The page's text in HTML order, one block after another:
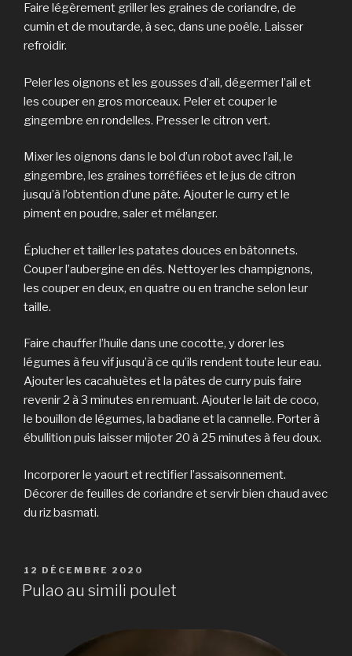
Faire légèrement griller les graines de coriandre, de
cumin et de moutarde, à sec, dans une poêle. Laisser
refroidir.
Peler les oignons et les gousses d’ail, dégermer l’ail et
les couper en gros morceaux. Peler et couper le
gingembre en rondelles. Presser le citron vert.
Mixer les oignons dans le bol d’un robot avec l’ail, le
gingembre, les graines torréfiées et le jus de citron
jusqu’à l’obtention d’une pâte. Ajouter le curry et le
piment en poudre, saler et mélanger.
Éplucher et tailler les patates douces en bâtonnets.
Couper l’aubergine en dés. Nettoyer les champignons,
les couper en deux, en quatre ou en tranche selon leur
taille.
Faire chauffer l’huile dans une cocotte, y dorer les
légumes à feu vif jusqu’à ce qu’ils rendent toute leur eau.
Ajouter les cacahuètes et la pâtes de curry puis faire
revenir 2 à 3 minutes en remuant. Ajouter le lait de coco,
le bouillon de légumes, la badiane et la cannelle. Porter à
ébullition puis laisser mijoter 20 à 25 minutes à feu doux.
Incorporer le yaourt et rectifier l’assaisonnement.
Décorer de feuilles de coriandre et servir bien chaud avec
du riz basmati.
PUBLIÉ
LE
12 DÉCEMBRE 2020
Pulao au simili poulet